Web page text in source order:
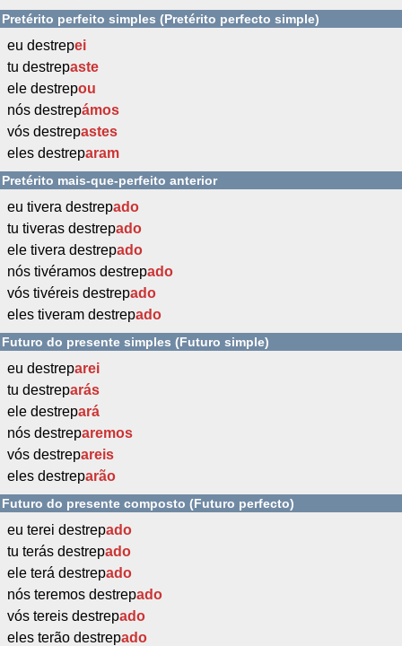
Pretérito perfeito simples (Pretérito perfecto simple)
eu destrepei
tu destrepaste
ele destrepou
nós destrepámos
vós destrepastes
eles destreparam
Pretérito mais-que-perfeito anterior
eu tivera destrepado
tu tiveras destrepado
ele tivera destrepado
nós tivéramos destrepado
vós tivéreis destrepado
eles tiveram destrepado
Futuro do presente simples (Futuro simple)
eu destreparei
tu destreparás
ele destrepará
nós destreparemos
vós destrepareis
eles destreparão
Futuro do presente composto (Futuro perfecto)
eu terei destrepado
tu terás destrepado
ele terá destrepado
nós teremos destrepado
vós tereis destrepado
eles terão destrepado